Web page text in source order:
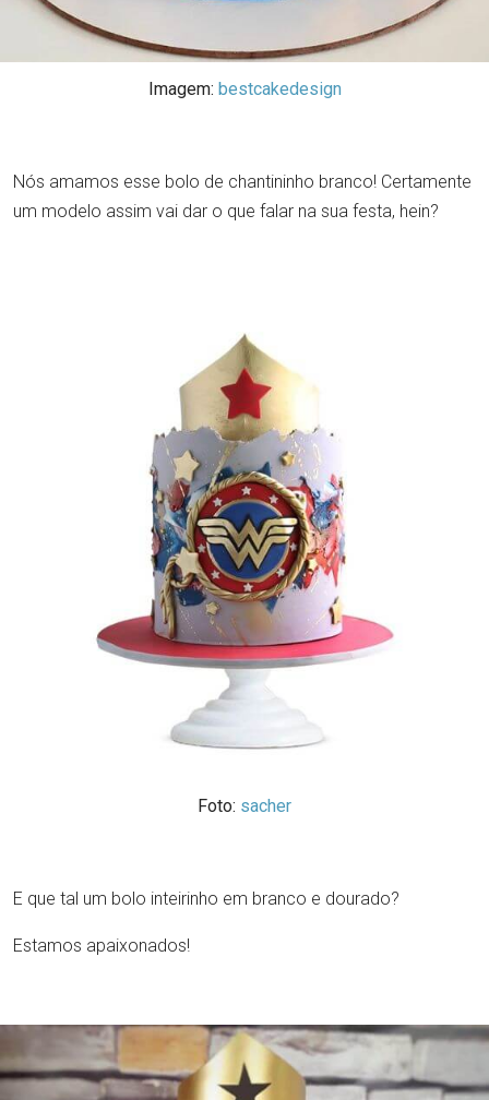
Imagem: bestcakedesign
Nós amamos esse bolo de chantininho branco! Certamente
um modelo assim vai dar o que falar na sua festa, hein?
Foto: sacher
E que tal um bolo inteirinho em branco e dourado?
Estamos apaixonados!